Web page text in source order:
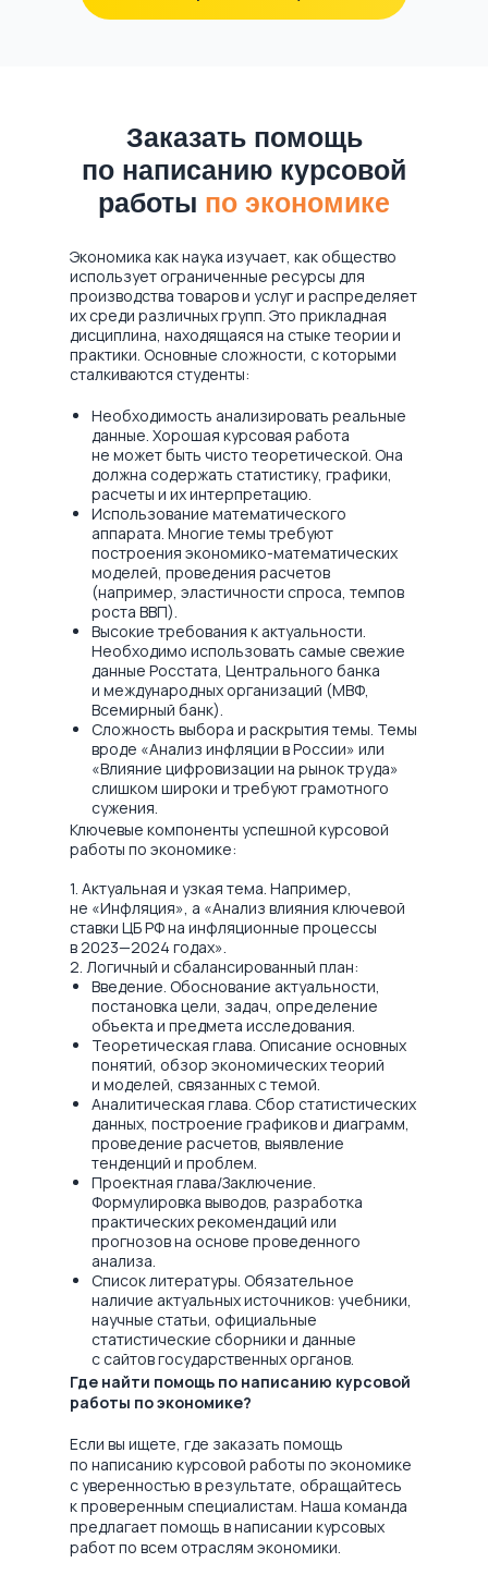
Заказать помощь
по написанию курсовой
работы по экономике
Экономика как наука изучает, как общество
использует ограниченные ресурсы для
производства товаров и услуг и распределяет
их среди различных групп. Это прикладная
дисциплина, находящаяся на стыке теории и
практики. Основные сложности, с которыми
сталкиваются студенты:
Необходимость анализировать реальные
данные. Хорошая курсовая работа
не может быть чисто теоретической. Она
должна содержать статистику, графики,
расчеты и их интерпретацию.
Использование математического
аппарата. Многие темы требуют
построения экономико-математических
моделей, проведения расчетов
(например, эластичности спроса, темпов
роста ВВП).
Высокие требования к актуальности.
Необходимо использовать самые свежие
данные Росстата, Центрального банка
и международных организаций (МВФ,
Всемирный банк).
Сложность выбора и раскрытия темы. Темы
вроде «Анализ инфляции в России» или
«Влияние цифровизации на рынок труда»
слишком широки и требуют грамотного
сужения.
Ключевые компоненты успешной курсовой
работы по экономике:
1. Актуальная и узкая тема. Например,
не «Инфляция», а «Анализ влияния ключевой
ставки ЦБ РФ на инфляционные процессы
в 2023—2024 годах».
2. Логичный и сбалансированный план:
Введение. Обоснование актуальности,
постановка цели, задач, определение
объекта и предмета исследования.
Теоретическая глава. Описание основных
понятий, обзор экономических теорий
и моделей, связанных с темой.
Аналитическая глава. Сбор статистических
данных, построение графиков и диаграмм,
проведение расчетов, выявление
тенденций и проблем.
Проектная глава/Заключение.
Формулировка выводов, разработка
практических рекомендаций или
прогнозов на основе проведенного
анализа.
Список литературы. Обязательное
наличие актуальных источников: учебники,
научные статьи, официальные
статистические сборники и данные
с сайтов государственных органов.
Где найти помощь по написанию курсовой
работы по экономике?
Если вы ищете, где заказать помощь
по написанию курсовой работы по экономике
с уверенностью в результате, обращайтесь
к проверенным специалистам. Наша команда
предлагает помощь в написании курсовых
работ по всем отраслям экономики.